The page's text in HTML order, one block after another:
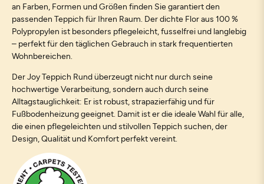
an Farben, Formen und Größen finden Sie garantiert den
passenden Teppich für Ihren Raum. Der dichte Flor aus 100 %
Polypropylen ist besonders pflegeleicht, fusselfrei und langlebig
– perfekt für den täglichen Gebrauch in stark frequentierten
Wohnbereichen.
Der Joy Teppich Rund überzeugt nicht nur durch seine
hochwertige Verarbeitung, sondern auch durch seine
Alltagstauglichkeit: Er ist robust, strapazierfähig und für
Fußbodenheizung geeignet. Damit ist er die ideale Wahl für alle,
die einen pflegeleichten und stilvollen Teppich suchen, der
Design, Qualität und Komfort perfekt vereint.